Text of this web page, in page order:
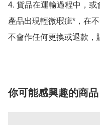
4. 貨品在運輸過程中，
產品出現輕微瑕疵*，在
不會作任何更換或退款，
你可能感興趣的商品